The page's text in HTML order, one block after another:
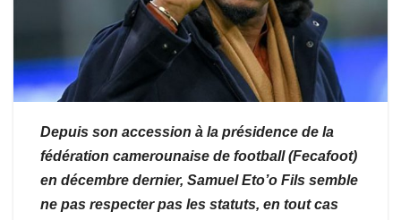
Depuis son accession à la présidence de la
fédération camerounaise de football (Fecafoot)
en décembre dernier, Samuel Eto’o Fils semble
ne pas respecter pas les statuts, en tout cas